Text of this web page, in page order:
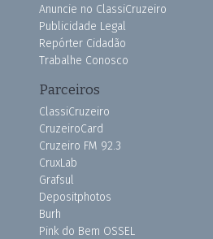
Anuncie no ClassiCruzeiro
Publicidade Legal
Repórter Cidadão
Trabalhe Conosco
Parceiros
ClassiCruzeiro
CruzeiroCard
Cruzeiro FM 92.3
CruxLab
Grafsul
Depositphotos
Burh
Pink do Bem OSSEL